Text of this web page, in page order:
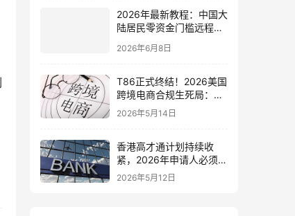
2026年最新教程：中国大
陆居民零资金门槛远程开
流程
2026年6月8日
T86正式终结！2026美国
跨境电商合规生死局：海
外仓、美国公司与税务架
构全面重构
2026年5月14日
香港高才通计划持续收
紧，2026年申请人必须注
意的7个关键变化！附最
2026年5月12日